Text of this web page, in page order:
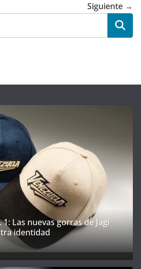
Siguiente →
1: Las nuevas gorras de Jagi
identidad